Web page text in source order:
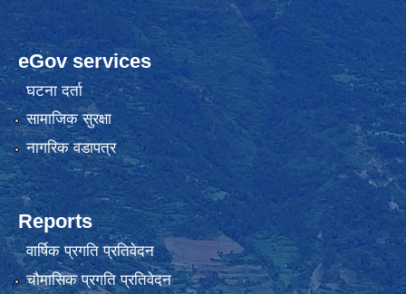
eGov services
घटना दर्ता
सामाजिक सुरक्षा
नागरिक वडापत्र
Reports
वार्षिक प्रगति प्रतिवेदन
चौमासिक प्रगति प्रतिवेदन